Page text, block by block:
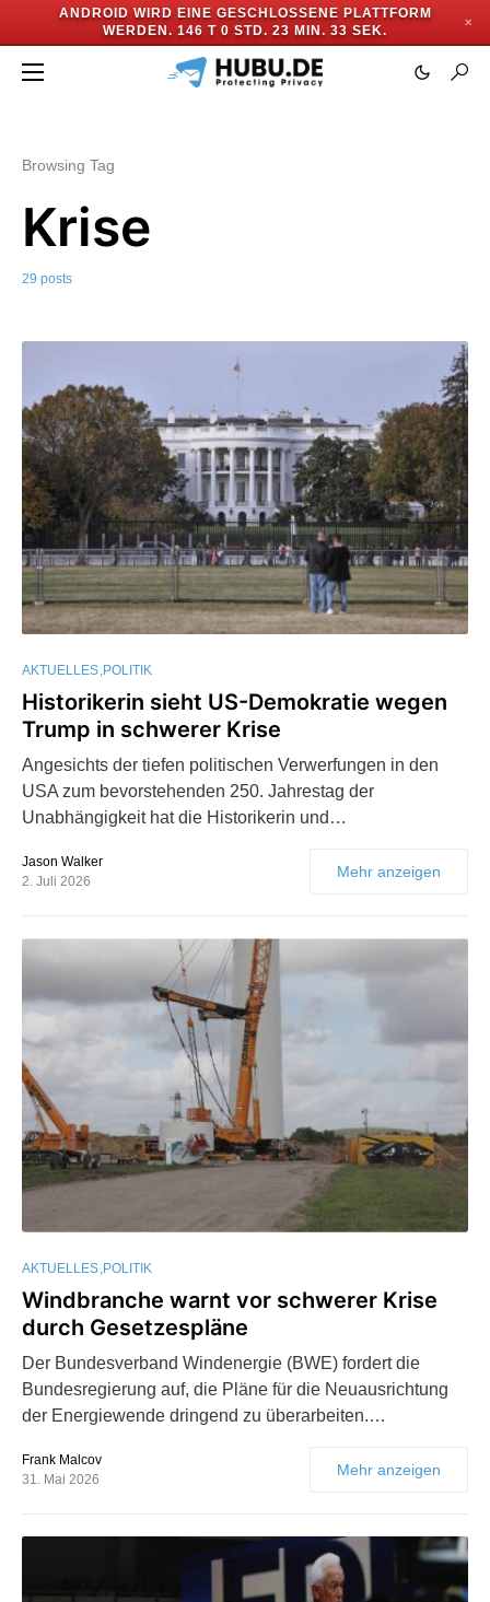
ANDROID WIRD EINE GESCHLOSSENE PLATTFORM
WERDEN. 146 T 0 STD. 23 MIN. 30 SEK.
✕
Browsing Tag
Krise
29 posts
AKTUELLES POLITIK
Historikerin sieht US-Demokratie wegen
Trump in schwerer Krise
Angesichts der tiefen politischen Verwerfungen in den
USA zum bevorstehenden 250. Jahrestag der
Unabhängigkeit hat die Historikerin und…
Jason Walker
2. Juli 2026
Mehr anzeigen
AKTUELLES POLITIK
Windbranche warnt vor schwerer Krise
durch Gesetzespläne
Der Bundesverband Windenergie (BWE) fordert die
Bundesregierung auf, die Pläne für die Neuausrichtung
der Energiewende dringend zu überarbeiten.…
Frank Malcov
31. Mai 2026
Mehr anzeigen